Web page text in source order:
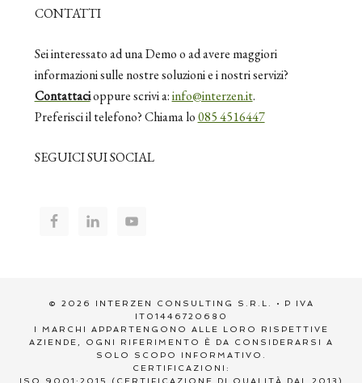
CONTATTI
Sei interessato ad una Demo o ad avere maggiori
informazioni sulle nostre soluzioni e i nostri servizi?
Contattacioppure scrivi a:info@interzen.it.
Preferisci il telefono? Chiama lo085 4516447
SEGUICI SUI SOCIAL
© 2026 INTERZEN CONSULTING S.R.L. • P IVA
IT01446720680
I MARCHI APPARTENGONO ALLE LORO RISPETTIVE
AZIENDE, OGNI RIFERIMENTO È DA CONSIDERARSI A
SOLO SCOPO INFORMATIVO.
CERTIFICAZIONI:
ISO 9001:2015 (CERTIFICAZIONE DI QUALITÀ DAL 2013)